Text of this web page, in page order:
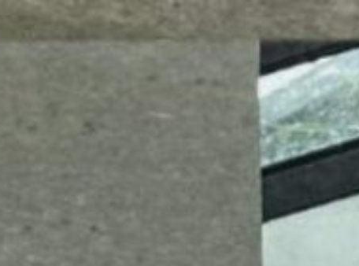
mes looks About me
Galehia
Voilà Beauté